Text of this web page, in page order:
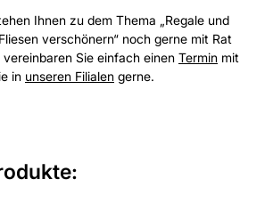
Ihnen zu dem Thema „Regale und
verschönern“ noch gerne mit Rat
Sie einfach einen Termin mit
in unseren Filialen gerne.